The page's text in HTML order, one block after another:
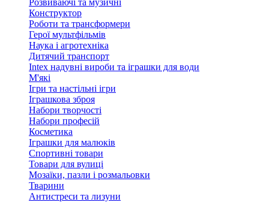
Розвиваючі та музичні
Конструктор
Роботи та трансформери
Герої мультфільмів
Наука і агротехніка
Дитячий транспорт
Intex надувні вироби та іграшки для води
М'які
Ігри та настільні ігри
Іграшкова зброя
Набори творчості
Набори професій
Косметика
Іграшки для малюків
Спортивні товари
Товари для вулиці
Мозаїки, пазли і розмальовки
Тварини
Антистреси та лизуни